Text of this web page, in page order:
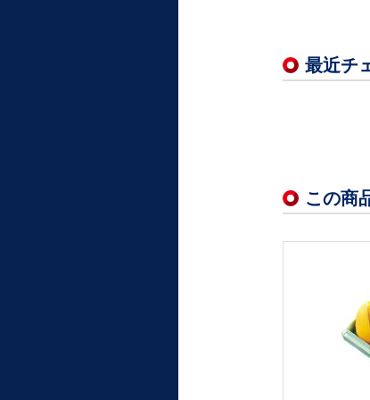
最近チ
この商